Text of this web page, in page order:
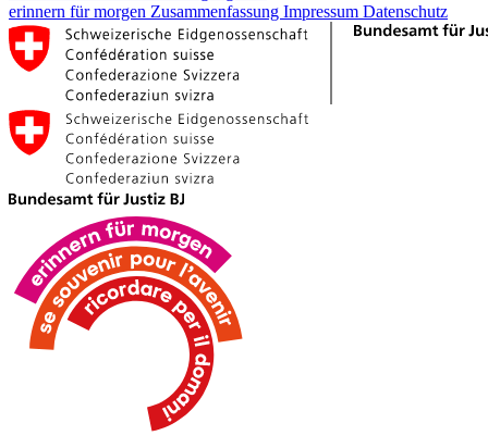
erinnern für morgen Zusammenfassung Impressum Datenschutz